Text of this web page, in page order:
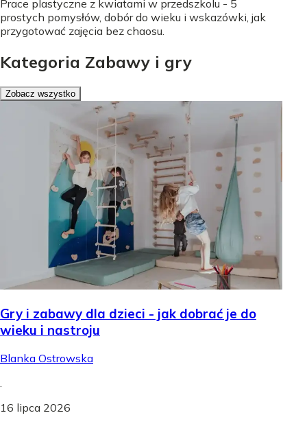
Prace plastyczne z kwiatami w przedszkolu - 5
prostych pomysłów, dobór do wieku i wskazówki, jak
przygotować zajęcia bez chaosu.
Kategoria Zabawy i gry
Zobacz wszystko
Gry i zabawy dla dzieci - jak dobrać je do
wieku i nastroju
Blanka Ostrowska
16 lipca 2026